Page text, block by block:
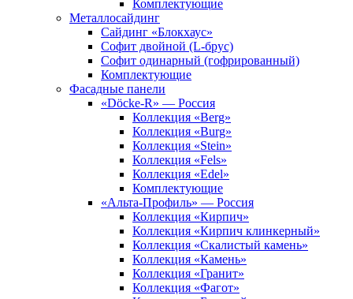
Комплектующие
Металлосайдинг
Сайдинг «Блокхаус»
Софит двойной (L-брус)
Софит одинарный (гофрированный)
Комплектующие
Фасадные панели
«Döcke-R» — Россия
Коллекция «Berg»
Коллекция «Burg»
Коллекция «Stein»
Коллекция «Fels»
Коллекция «Edel»
Комплектующие
«Альта-Профиль» — Россия
Коллекция «Кирпич»
Коллекция «Кирпич клинкерный»
Коллекция «Скалистый камень»
Коллекция «Камень»
Коллекция «Гранит»
Коллекция «Фагот»